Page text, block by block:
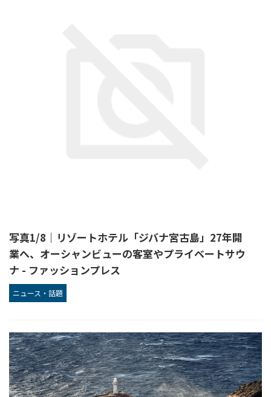
写真1/8｜リゾートホテル「ジバナ宮古島」27年開
業へ、オーシャンビューの客室やプライベートサウ
ナ - ファッションプレス
ニュース・話題